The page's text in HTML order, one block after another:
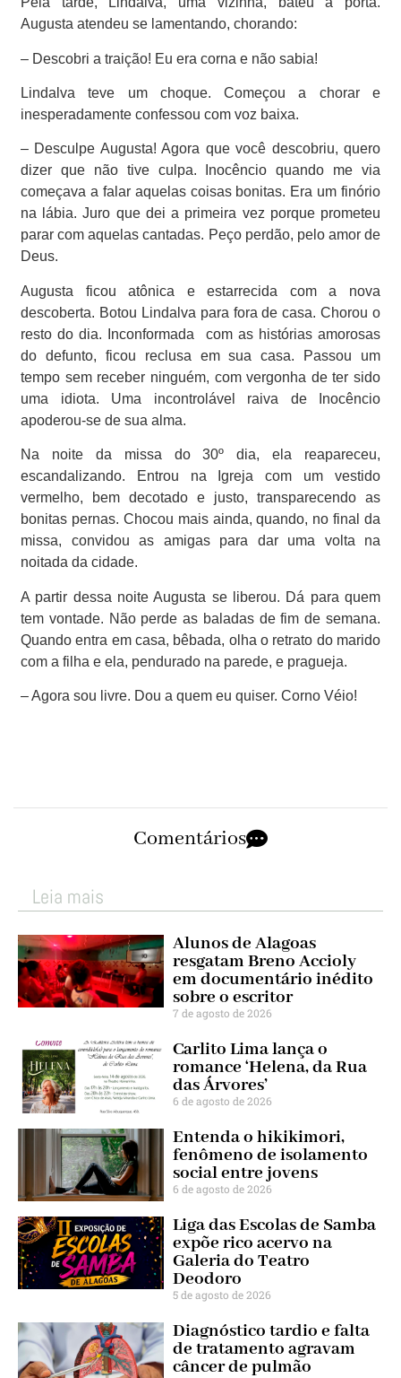
Augusta atendeu se lamentando, chorando:
– Descobri a traição! Eu era corna e não sabia!
Lindalva teve um choque. Começou a chorar e
inesperadamente confessou com voz baixa.
– Desculpe Augusta! Agora que você descobriu, quero
dizer que não tive culpa. Inocêncio quando me via
começava a falar aquelas coisas bonitas. Era um finório
na lábia. Juro que dei a primeira vez porque prometeu
parar com aquelas cantadas. Peço perdão, pelo amor de
Deus.
Augusta ficou atônica e estarrecida com a nova
descoberta. Botou Lindalva para fora de casa. Chorou o
resto do dia. Inconformada com as histórias amorosas
do defunto, ficou reclusa em sua casa. Passou um
tempo sem receber ninguém, com vergonha de ter sido
uma idiota. Uma incontrolável raiva de Inocêncio
apoderou-se de sua alma.
Na noite da missa do 30º dia, ela reapareceu,
escandalizando. Entrou na Igreja com um vestido
vermelho, bem decotado e justo, transparecendo as
bonitas pernas. Chocou mais ainda, quando, no final da
missa, convidou as amigas para dar uma volta na
noitada da cidade.
A partir dessa noite Augusta se liberou. Dá para quem
tem vontade. Não perde as baladas de fim de semana.
Quando entra em casa, bêbada, olha o retrato do marido
com a filha e ela, pendurado na parede, e pragueja.
– Agora sou livre. Dou a quem eu quiser. Corno Véio!
Comentários
Leia mais
Alunos de Alagoas
resgatam Breno Accioly
em documentário inédito
sobre o escritor
7 de agosto de 2026
Carlito Lima lança o
romance ‘Helena, da Rua
das Árvores’
6 de agosto de 2026
Entenda o hikikimori,
fenômeno de isolamento
social entre jovens
6 de agosto de 2026
Liga das Escolas de Samba
expõe rico acervo na
Galeria do Teatro
Deodoro
5 de agosto de 2026
Diagnóstico tardio e falta
de tratamento agravam
câncer de pulmão